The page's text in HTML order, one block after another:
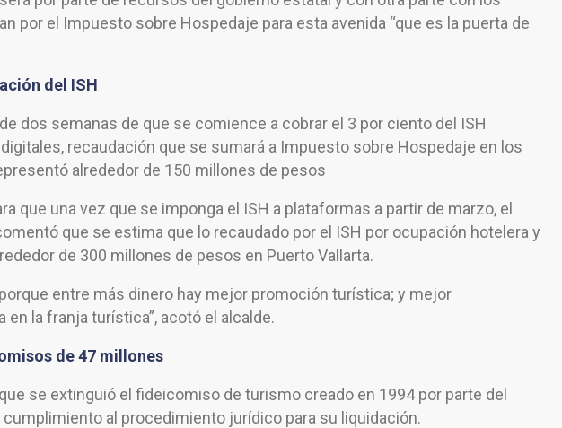
por el Impuesto sobre Hospedaje para esta avenida “que es la puerta de
del ISH
dos semanas de que se comience a cobrar el 3 por ciento del ISH
recaudación que se sumará a Impuesto sobre Hospedaje en los
alrededor de 150 millones de pesos
que una vez que se imponga el ISH a plataformas a partir de marzo, el
que se estima que lo recaudado por el ISH por ocupación hotelera y
de 300 millones de pesos en Puerto Vallarta.
entre más dinero hay mejor promoción turística; y mejor
la franja turística”, acotó el alcalde.
de 47 millones
se extinguió el fideicomiso de turismo creado en 1994 por parte del
al procedimiento jurídico para su liquidación.